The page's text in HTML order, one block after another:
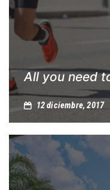
All you need
12 diciembre, 2017